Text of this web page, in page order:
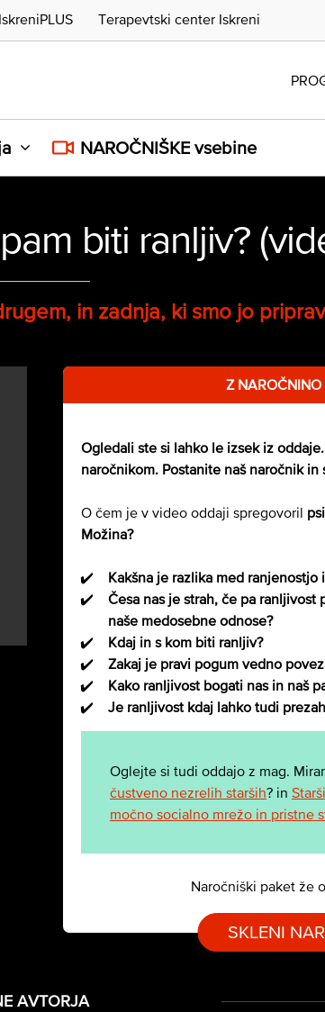
NAROČNIŠKE vsebine
IskreniPLUS Terapevtski center Iskreni
biti ranljiv?
in zadnja, ki smo jo
Z NAROČNINO
Ogledali ste si lahko le izsek iz
naročnikom. Postanite naš naročnik
O čem je v video oddaji spregovoril
Možina?
Kakšna je razlika med ranjenostjo
Česa nas je strah, če pa ranljivost
naše medosebne odnose?
Kdaj in s kom biti ranljiv?
Zakaj je pravi pogum vedno
Kako ranljivost bogati nas in naš
Je ranljivost kdaj lahko tudi
Oglejte si tudi oddajo z mag.
čustveno nezrelih starših? in
močno socialno mrežo in pristne
Naročniški paket že
SKLENI
AVTORJA